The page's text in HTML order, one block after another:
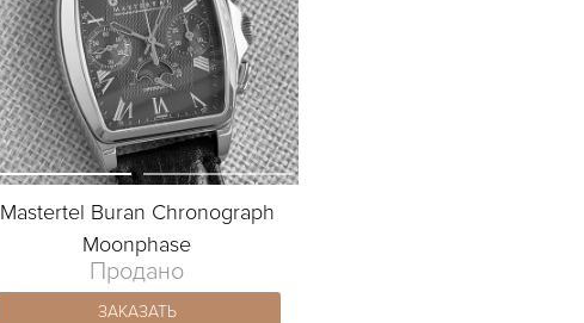
Mastertel Buran Chronograph
Moonphase
Продано
ЗАКАЗАТЬ